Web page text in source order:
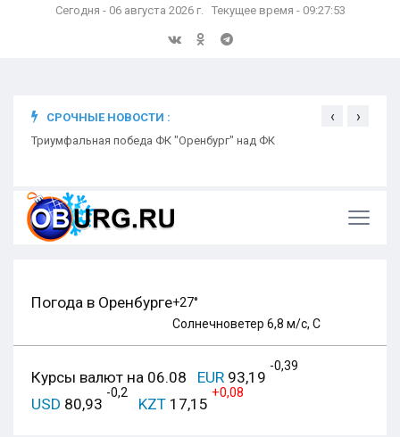
Сегодня - 06 августа 2026 г. Текущее время - 09:27:55
СРОЧНЫЕ НОВОСТИ :
Триумфальная победа ФК "Оренбург" над ФК
‹ ›
Погода в Оренбурге+27°
Солнечноветер 6,8 м/с, С
Курсы валют на 06.08 EUR 93,19
-0,39
USD 80,93
-0,2
KZT 17,15
+0,08